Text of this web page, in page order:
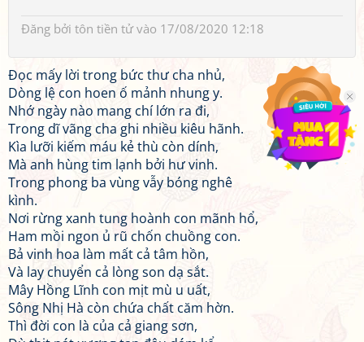
Đăng bởi tôn tiền tửvào 17/08/2020 12:18
Đọc mấy lời trong bức thư cha nhủ,
Dòng lệ con hoen ố mảnh nhung y.
Nhớ ngày nào mang chí lớn ra đi,
Trong dĩ vãng cha ghi nhiều kiêu hãnh.
Kìa lưỡi kiếm máu kẻ thù còn dính,
Mà anh hùng tim lạnh bởi hư vinh.
Trong phong ba vùng vẫy bóng nghê
kình.
Nơi rừng xanh tung hoành con mãnh hổ,
Ham mồi ngon ủ rũ chốn chuồng con.
Bả vinh hoa làm mất cả tâm hồn,
Và lay chuyển cả lòng son dạ sắt.
Mây Hồng Lĩnh con mịt mù u uất,
Sông Nhị Hà còn chứa chất căm hờn.
Thì đời con là của cả giang sơn,